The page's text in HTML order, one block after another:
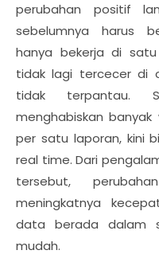
perubahan positif
sebelumnya harus
hanya bekerja di
tidak lagi tercecer di
tidak terpantau.
menghabiskan
per satu laporan, kini
real time. Dari
tersebut,
meningkatnya
data berada dalam
mudah.